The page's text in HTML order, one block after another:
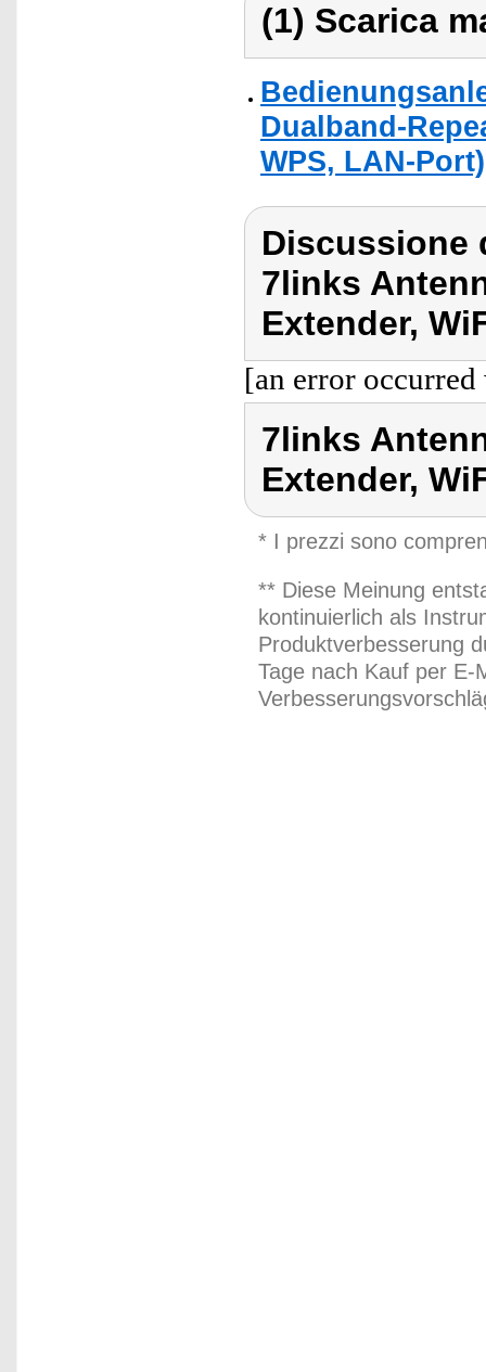
(1) Scarica
Dualband-
WPS, LAN-Port)
Discussione
7links
Extender,
[an error
7links
Extender,
* I prezzi sono
** Diese Meinung
kontinuierlich als
Produktverbesserung
Tage nach Kauf per E-